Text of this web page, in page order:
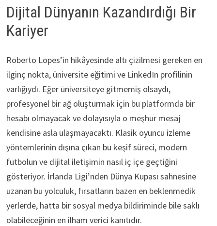
Dijital Dünyanın Kazandırdığı Bir
Kariyer
Roberto Lopes’in hikâyesinde altı çizilmesi gereken en
ilginç nokta, üniversite eğitimi ve LinkedIn profilinin
varlığıydı. Eğer üniversiteye gitmemiş olsaydı,
profesyonel bir ağ oluşturmak için bu platformda bir
hesabı olmayacak ve dolayısıyla o meşhur mesaj
kendisine asla ulaşmayacaktı. Klasik oyuncu izleme
yöntemlerinin dışına çıkan bu keşif süreci, modern
futbolun ve dijital iletişimin nasıl iç içe geçtiğini
gösteriyor. İrlanda Ligi’nden Dünya Kupası sahnesine
uzanan bu yolculuk, fırsatların bazen en beklenmedik
yerlerde, hatta bir sosyal medya bildiriminde bile saklı
olabileceğinin en ilham verici kanıtıdır.